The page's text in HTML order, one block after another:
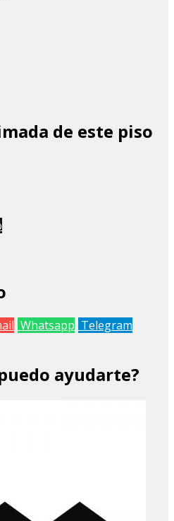
de este piso
Whatsapp Telegram
ayudarte?